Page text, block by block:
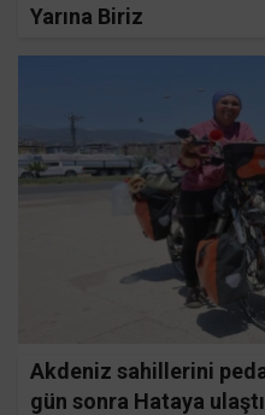
Yarına Biriz
Akdeniz sahillerini
gün sonra Hataya ulaştı